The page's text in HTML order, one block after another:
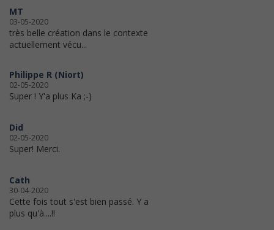
MT
03-05-2020
très belle création dans le contexte
actuellement vécu...
Philippe R (Niort)
02-05-2020
Super ! Y'a plus Ka ;-)
Did
02-05-2020
Super! Merci.
Cath
30-04-2020
Cette fois tout s'est bien passé. Y a
plus qu'à....!!